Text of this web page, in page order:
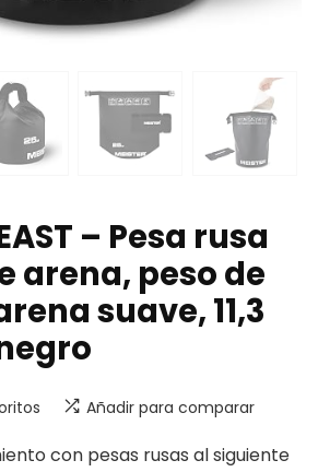
– Pesa rusa
arena, peso de
suave, 11,3
Añadir para comparar
con pesas rusas al siguiente